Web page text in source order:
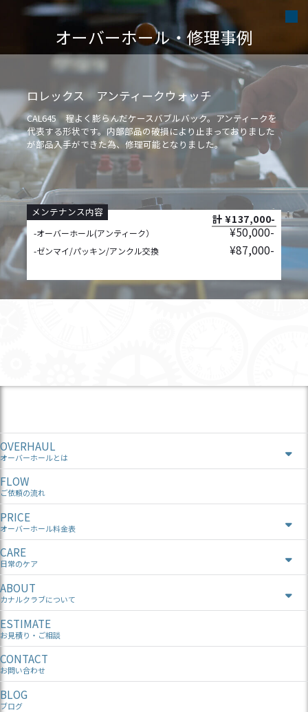
オーバーホール・修理事例
ロレックス アンティークウォッチ
CAL645 程よく膨らんだケースバブルバック。アンティークを
代表する形状です。内部部品の破損により止まっておりました
が部品入手ができた為、修理可能となりました。
メンテナンス内容
計 ¥137,000-
-オーバーホール(アンティーク） ¥50,000-
-ゼンマイ/パッキン/アンクル交換 ¥87,000-
OVERHAUL
オーバーホールとは
FLOW
ご依頼の流れ
PRICE
オーバーホール料金表
CARE
日常のケア
ABOUT
カナルクラブについて
ESTIMATE
お見積り・ご相談
CONTACT
お問い合わせ
BLOG
ブログ